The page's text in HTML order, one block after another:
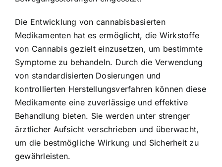
Die Entwicklung von cannabisbasierten
Medikamenten hat es ermöglicht, die Wirkstoffe
von Cannabis gezielt einzusetzen, um bestimmte
Symptome zu behandeln. Durch die Verwendung
von standardisierten Dosierungen und
kontrollierten Herstellungsverfahren können diese
Medikamente eine zuverlässige und effektive
Behandlung bieten. Sie werden unter strenger
ärztlicher Aufsicht verschrieben und überwacht,
um die bestmögliche Wirkung und Sicherheit zu
gewährleisten.